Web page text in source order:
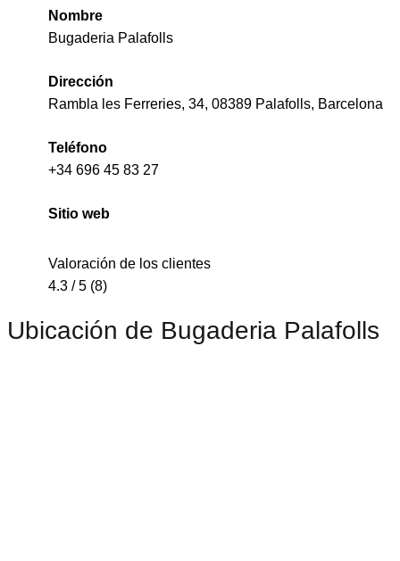
Nombre
Bugaderia Palafolls
Dirección
Rambla les Ferreries, 34, 08389 Palafolls, Barcelona
Teléfono
+34 696 45 83 27
Sitio web
Valoración de los clientes
4.3 / 5 (8)
Ubicación de Bugaderia Palafolls